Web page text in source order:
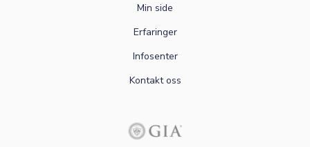
Min side
Erfaringer
Infosenter
Kontakt oss